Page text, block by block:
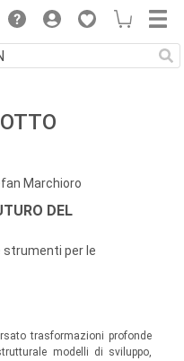
Marchioro
DEL
strumenti per le
trasformazioni profonde
modelli di sviluppo,